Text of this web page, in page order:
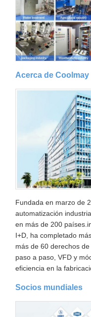
Acerca de Coolmay
Fundada en marzo de
automatización
en más de 200
I+D, ha completado
más de 60 derechos
paso a paso, VFD y
eficiencia en la
Socios mundiales